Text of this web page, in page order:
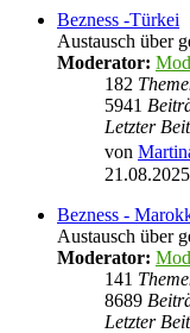
Bezness -Türkei
Austausch über
Moderator:
182
5941
Letzter
von
Bezness -
Austausch über
Moderator:
141
8689
Letzter